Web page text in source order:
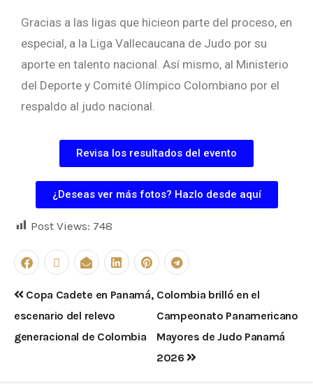
Gracias a las ligas que hicieon parte del proceso, en
especial, a la Liga Vallecaucana de Judo por su
aporte en talento nacional. Así mismo, al Ministerio
del Deporte y Comité Olímpico Colombiano por el
respaldo al judo nacional.
Revisa los resultados del evento
¿Deseas ver más fotos? Hazlo desde aquí
Post Views: 748
Copa Cadete en Panamá,
escenario del relevo
generacional de Colombia
Colombia brilló en el
Campeonato Panamericano
Mayores de Judo Panamá
2026